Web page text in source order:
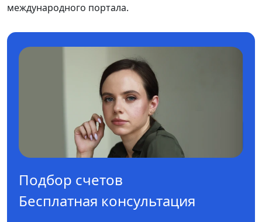
международного портала.
Подбор счетов
Бесплатная консультация